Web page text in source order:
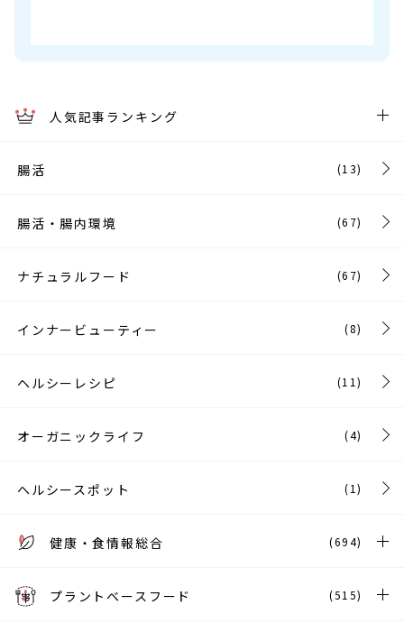
人気記事ランキング
腸活 (13)
腸活・腸内環境 (67)
ナチュラルフード (67)
インナービューティー (8)
ヘルシーレシピ (11)
オーガニックライフ (4)
ヘルシースポット (1)
健康・食情報総合 (694)
プラントベースフード (515)